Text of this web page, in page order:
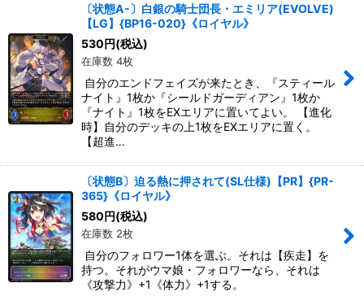
〔状態A-〕白銀の騎士団長・エミリア(EVOLVE)
【LG】{BP16-020}《ロイヤル》
530円(税込)
在庫数 4枚
自分のエンドフェイズが来たとき、『スティール
ナイト』1枚か『シールドガーディアン』1枚か
『ナイト』1枚をEXエリアに置いてよい。 【進化
時】自分のデッキの上1枚をEXエリアに置く。
【超進…
〔状態B〕迫る熱に押されて(SL仕様)【PR】{PR-
365}《ロイヤル》
580円(税込)
在庫数 2枚
自分のフォロワー1体を選ぶ。それは【疾走】を
持つ。それがウマ娘・フォロワーなら、それは
《攻撃力》+1《体力》+1する。